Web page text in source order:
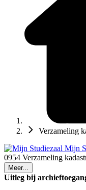
Verzameling
Mijn
0954 Verzameling
Meer...
Uitleg bij